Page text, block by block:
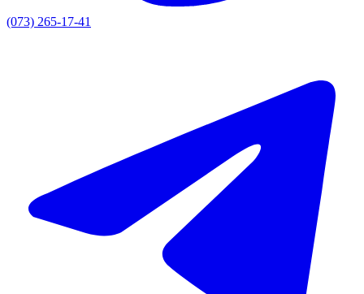
(073) 265-17-41